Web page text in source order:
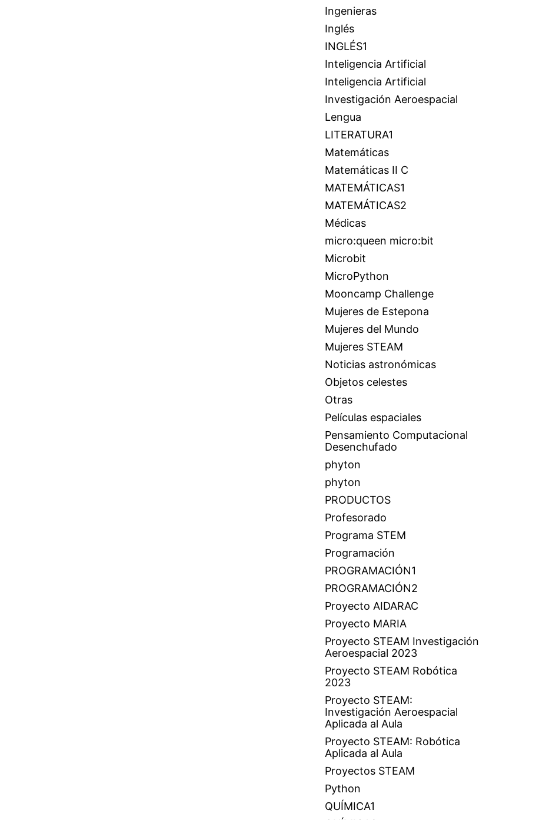
Ingenieras
Inglés
INGLÉS1
Inteligencia Artificial
Inteligencia Artificial
Investigación Aeroespacial
Lengua
LITERATURA1
Matemáticas
Matemáticas II C
MATEMÁTICAS1
MATEMÁTICAS2
Médicas
micro:queen micro:bit
Microbit
MicroPython
Mooncamp Challenge
Mujeres de Estepona
Mujeres del Mundo
Mujeres STEAM
Noticias astronómicas
Objetos celestes
Otras
Películas espaciales
Pensamiento Computacional
Desenchufado
phyton
phyton
PRODUCTOS
Profesorado
Programa STEM
Programación
PROGRAMACIÓN1
PROGRAMACIÓN2
Proyecto AIDARAC
Proyecto MARIA
Proyecto STEAM Investigación
Aeroespacial 2023
Proyecto STEAM Robótica
2023
Proyecto STEAM:
Investigación Aeroespacial
Aplicada al Aula
Proyecto STEAM: Robótica
Aplicada al Aula
Proyectos STEAM
Python
QUÍMICA1